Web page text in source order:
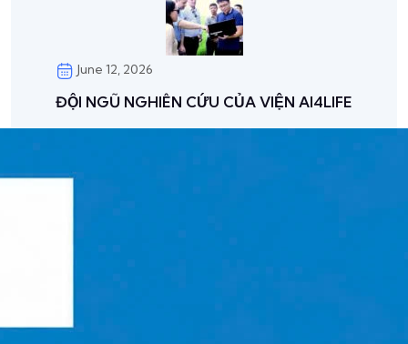
June 12, 2026
ĐỘI NGŨ NGHIÊN CỨU CỦA VIỆN AI4LIFE